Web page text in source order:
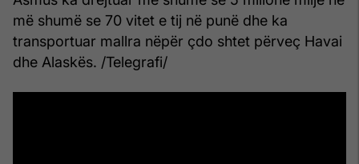
më shumë se 70 vitet e tij në punë dhe ka
transportuar mallra nëpër çdo shtet përveç Havai
dhe Alaskës. /Telegrafi/